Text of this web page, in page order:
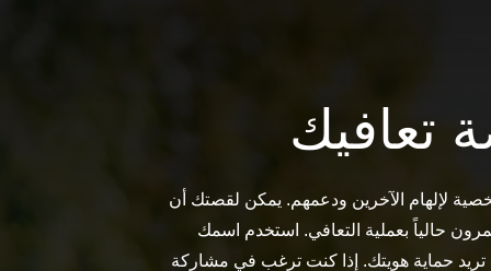
تعافيك
لإلهام الآخرين ودعمهم. يمكن لقصتك أن
حالياً بعملية التعافي. استخدم اسمك
تريد حماية هويتك. إذا كنت ترغب في مشاركة